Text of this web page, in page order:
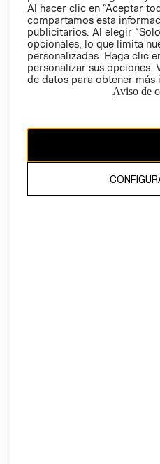
Uruguay ($U)
El contenido de esta página web
propiedad de H&M Hennes &
Al hacer clic en “Aceptar
compartamos esta
publicitarios. Al elegir
opcionales, lo que limita
personalizadas. Haga clic
personalizar sus opciones.
de datos para obtener más
Aviso de